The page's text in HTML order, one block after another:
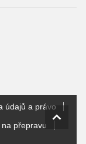
údajů a právo
přepravu